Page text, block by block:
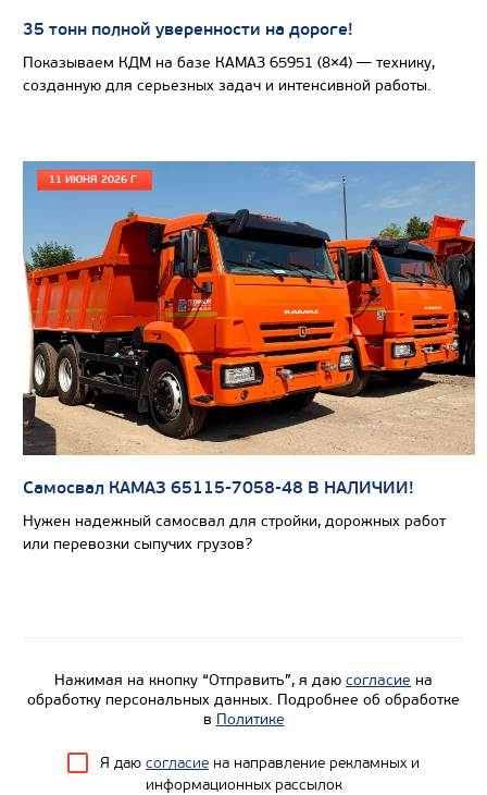
Цена по запросу
Производитель
Экологический класс
Вместимость кузова, м3
Направление разгрузки
35 тонн полной уверенности на дороге!
Показываем КДМ на базе КАМАЗ 65951 (8×4) — технику,
созданную для серьезных задач и интенсивной работы.
11 ИЮНЯ 2026 Г.
Самосвал КАМАЗ 65115-7058-48 В НАЛИЧИИ!
Нужен надежный самосвал для стройки, дорожных работ
или перевозки сыпучих грузов?
Нажимая на кнопку “Отправить”, я даю согласие на
обработку персональных данных. Подробнее об обработке
в Политике
Я даю согласие на направление рекламных и
информационных рассылок